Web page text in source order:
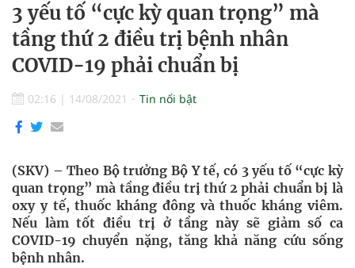
3 yếu tố “cực kỳ quan trọng” mà
tầng thứ 2 điều trị bệnh nhân
COVID-19 phải chuẩn bị
02:16 | 14/08/2021 Tin nổi bật
(SKV) – Theo Bộ trưởng Bộ Y tế, có 3 yếu tố “cực kỳ
quan trọng” mà tầng điều trị thứ 2 phải chuẩn bị là
oxy y tế, thuốc kháng đông và thuốc kháng viêm.
Nếu làm tốt điều trị ở tầng này sẽ giảm số ca
COVID-19 chuyển nặng, tăng khả năng cứu sống
bệnh nhân.